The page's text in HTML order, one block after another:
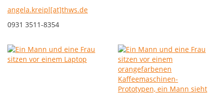
angela.kreipl[at]thws.de
0931 3511-8354